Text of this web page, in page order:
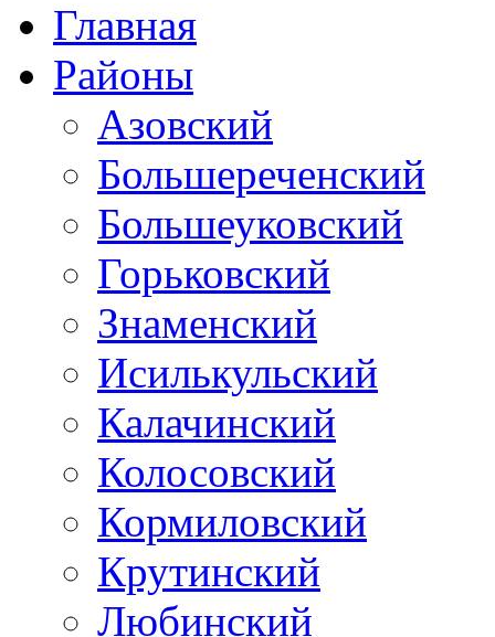
Главная
Районы
Азовский
Большереченский
Большеуковский
Горьковский
Знаменский
Исилькульский
Калачинский
Колосовский
Кормиловский
Крутинский
Любинский